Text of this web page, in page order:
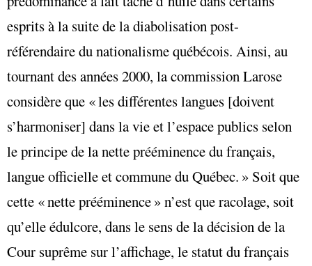
esprits à la suite de la diabolisation post-
référendaire du nationalisme québécois. Ainsi, au
tournant des années 2000, la commission Larose
considère que « les différentes langues [doivent
s’harmoniser] dans la vie et l’espace publics selon
le principe de la nette prééminence du français,
langue officielle et commune du Québec. » Soit que
cette « nette prééminence » n’est que racolage, soit
qu’elle édulcore, dans le sens de la décision de la
Cour suprême sur l’affichage, le statut du français